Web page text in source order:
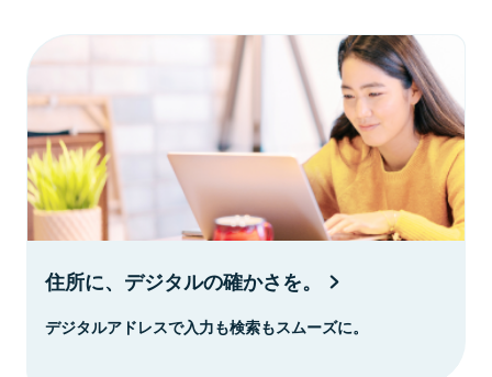
住所に、デジタルの確かさを。
デジタルアドレスで入力も検索もスムーズに。